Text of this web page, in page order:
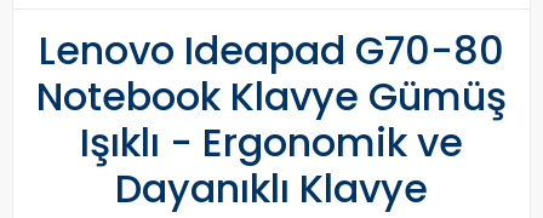
Lenovo Ideapad G70-80
Notebook Klavye Gümüş
Işıklı - Ergonomik ve
Dayanıklı Klavye